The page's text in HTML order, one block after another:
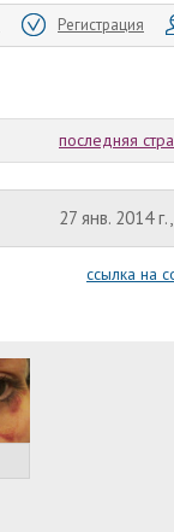
Регистрация
последняя
27 янв. 2014
ссылка на